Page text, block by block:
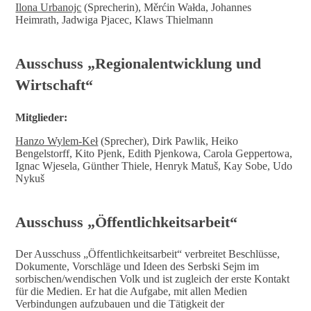
Ilona Urbanojc (Sprecherin), Měrćin Wałda, Johannes
Heimrath, Jadwiga Pjacec, Klaws Thielmann
Ausschuss „Regionalentwicklung und
Wirtschaft“
Mitglieder:
Hanzo Wylem-Keł(Sprecher), Dirk Pawlik, Heiko
Bengelstorff, Kito Pjenk, Edith Pjenkowa, Carola Geppertowa,
Ignac Wjesela, Günther Thiele, Henryk Matuš, Kay Sobe, Udo
Nykuš
Ausschuss „Öffentlichkeitsarbeit“
Der Ausschuss „Öffentlichkeitsarbeit“ verbreitet Beschlüsse,
Dokumente, Vorschläge und Ideen des Serbski Sejm im
sorbischen/wendischen Volk und ist zugleich der erste Kontakt
für die Medien. Er hat die Aufgabe, mit allen Medien
Verbindungen aufzubauen und die Tätigkeit der